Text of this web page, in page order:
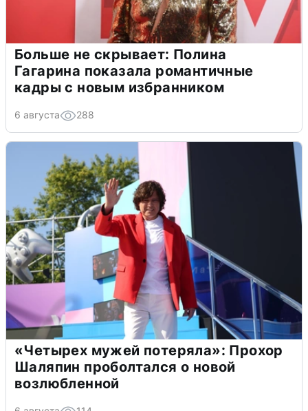
Больше не скрывает: Полина
Гагарина показала романтичные
кадры с новым избранником
6 августа 288
«Четырех мужей потеряла»: Прохор
Шаляпин проболтался о новой
возлюбленной